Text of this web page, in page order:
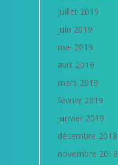
juillet 2019
juin 2019
mai 2019
avril 2019
mars 2019
février 2019
janvier 2019
décembre 2018
novembre 2018